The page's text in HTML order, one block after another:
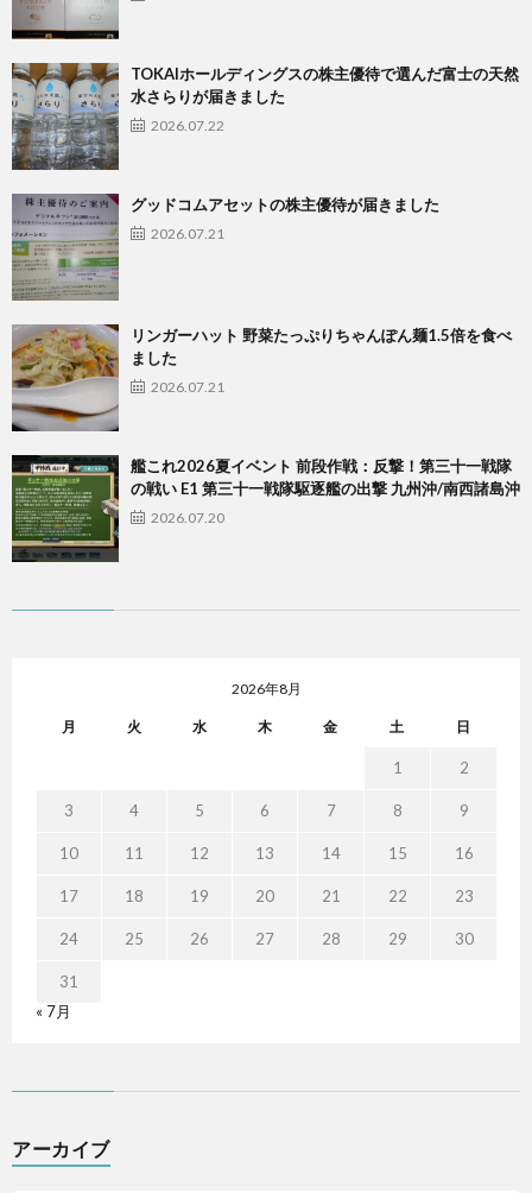
TOKAIホールディングスの株主優待で選んだ富士の天然
水さらりが届きました
2026.07.22
グッドコムアセットの株主優待が届きました
2026.07.21
リンガーハット 野菜たっぷりちゃんぽん麺1.5倍を食べ
ました
2026.07.21
艦これ2026夏イベント 前段作戦：反撃！第三十一戦隊
の戦い E1 第三十一戦隊駆逐艦の出撃 九州沖/南西諸島沖
2026.07.20
2026年8月
月 火 水 木 金 土 日
1 2
3 4 5 6 7 8 9
10 11 12 13 14 15 16
17 18 19 20 21 22 23
24 25 26 27 28 29 30
31
« 7月
アーカイブ